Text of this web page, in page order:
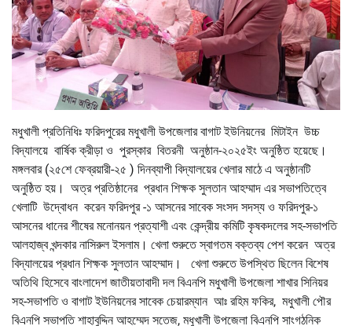
মধুখালী প্রতিনিধিঃ ফরিদপুরের মধুখালী উপজেলার বাগাট ইউনিয়নের মিটাইন উচ্চ
বিদ্যালয়ে বার্ষিক ক্রীড়া ও পুরস্কার বিতরনী অনুষ্ঠান-২০২৫ইং অনুষ্ঠিত হয়েছে।
মঙ্গলবার (২৫শে ফেব্রয়ারী-২৫ ) দিনব্যাপী বিদ্যালয়ের খেলার মাঠে এ অনুষ্ঠানটি
অনুষ্ঠিত হয়। অত্র প্রতিষ্ঠানের প্রধান শিক্ষক সুলতান আহম্মাদ এর সভাপতিত্বে
খেলাটি উদ্বোধন করেন ফরিদপুর -১ আসনের সাবেক সংসদ সদস্য ও ফরিদপুর-১
আসনের ধানের শীষের মনোনয়ন প্রত্যাশী এবং কেন্দ্রীয় কমিটি কৃষকদলের সহ-সভাপতি
আলহাজ্ব খন্দকার নাসিরুল ইসলাম। খেলা শুরুতে স্বাগতম বক্তব্য পেশ করেন অত্র
বিদ্যালয়ের প্রধান শিক্ষক সুলতান আহম্মাদ। খেলা শুরুতে উপস্থিত ছিলেন বিশেষ
অতিথি হিসেবে বাংলাদেশ জাতীয়তাবাদী দল বিএনপি মধুখালী উপজেলা শাখার সিনিয়র
সহ-সভাপতি ও বাগাট ইউনিয়নের সাবেক চেয়ারম্যান আঃ রহিম ফকির, মধুখালী পৌর
বিএনপি সভাপতি শাহাবুদ্দিন আহম্মেদ সতেজ, মধুখালী উপজেলা বিএনপি সাংগঠনিক